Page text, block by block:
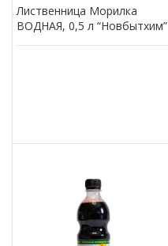
Лиственница Морилка
ВОДНАЯ, 0,5 л “Новбытхим”